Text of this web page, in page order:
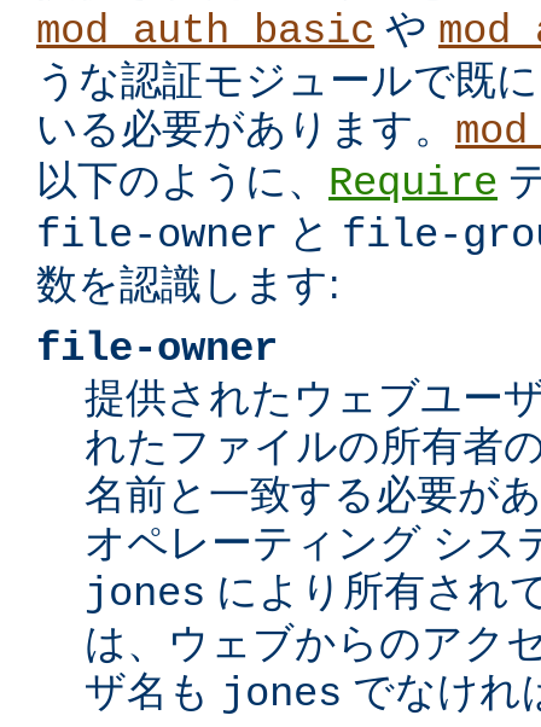
mod_auth_basic や
うな認証モジュールで既
いる必要があります。
以下のように、 Require
file-owner と file-
数を認識します:
file-owner
提供されたウェブユー
れたファイルの所有者
名前と一致する必要が
オペレーティング シス
jones により所有され
は、ウェブからのアク
ザ名も jones でなけれ